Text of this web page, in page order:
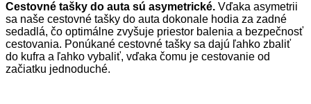
Cestovné tašky do auta sú asymetrické. Vďaka asymetrii
sa naše cestovné tašky do auta dokonale hodia za zadné
sedadlá, čo optimálne zvyšuje priestor balenia a bezpečnosť
cestovania. Ponúkané cestovné tašky sa dajú ľahko zbaliť
do kufra a ľahko vybaliť, vďaka čomu je cestovanie od
začiatku jednoduché.